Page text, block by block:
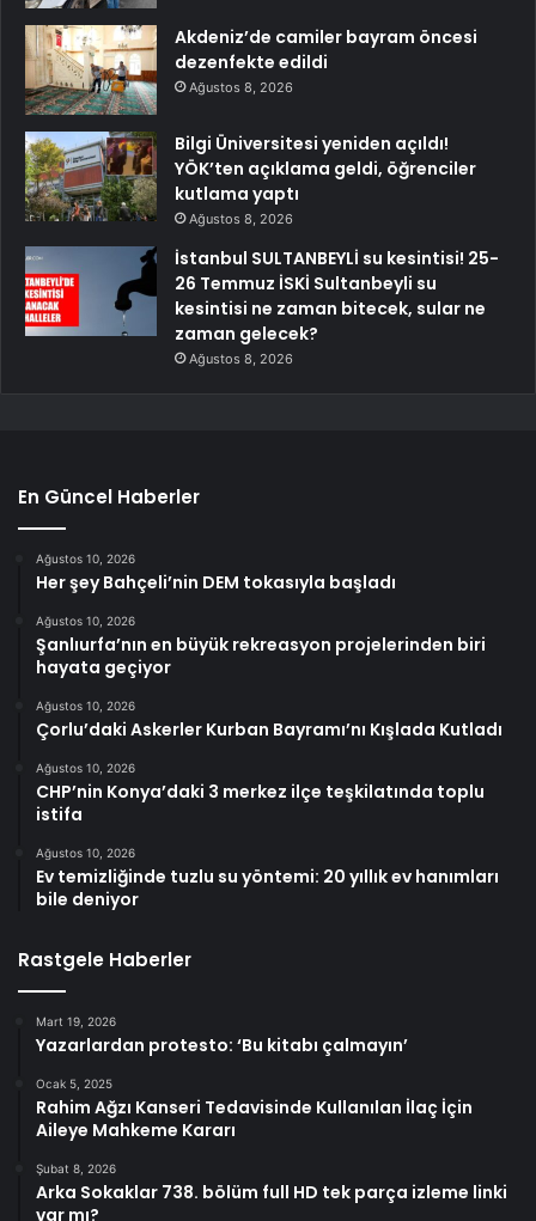
Akdeniz’de camiler bayram öncesi
dezenfekte edildi
Ağustos 8, 2026
Bilgi Üniversitesi yeniden açıldı!
YÖK’ten açıklama geldi, öğrenciler
kutlama yaptı
Ağustos 8, 2026
İstanbul SULTANBEYLİ su kesintisi! 25-
26 Temmuz İSKİ Sultanbeyli su
kesintisi ne zaman bitecek, sular ne
zaman gelecek?
Ağustos 8, 2026
En Güncel Haberler
Ağustos 10, 2026
Her şey Bahçeli’nin DEM tokasıyla başladı
Ağustos 10, 2026
Şanlıurfa’nın en büyük rekreasyon projelerinden biri
hayata geçiyor
Ağustos 10, 2026
Çorlu’daki Askerler Kurban Bayramı’nı Kışlada Kutladı
Ağustos 10, 2026
CHP’nin Konya’daki 3 merkez ilçe teşkilatında toplu
istifa
Ağustos 10, 2026
Ev temizliğinde tuzlu su yöntemi: 20 yıllık ev hanımları
bile deniyor
Rastgele Haberler
Mart 19, 2026
Yazarlardan protesto: ‘Bu kitabı çalmayın’
Ocak 5, 2025
Rahim Ağzı Kanseri Tedavisinde Kullanılan İlaç İçin
Aileye Mahkeme Kararı
Şubat 8, 2026
Arka Sokaklar 738. bölüm full HD tek parça izleme linki
var mı?